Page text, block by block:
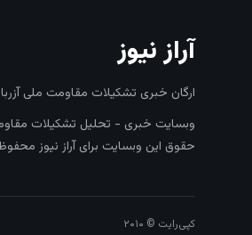
آراز نیوز
ارگان خبری تشکیلات مقاومت ملی
وبسایت خبری - تحلیل تشکیلات
حقوق این وبسایت برای آراز نیوز
کپی‌رایت © ۲۰۱۰